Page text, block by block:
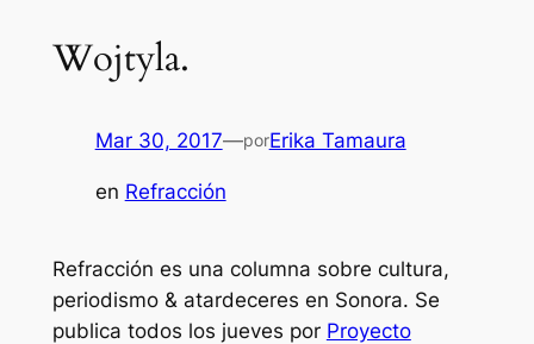
Wojtyla.
Mar 30, 2017—porErika Tamaura
en Refracción
Refracción es una columna sobre cultura,
periodismo & atardeceres en Sonora. Se
publica todos los jueves por Proyecto